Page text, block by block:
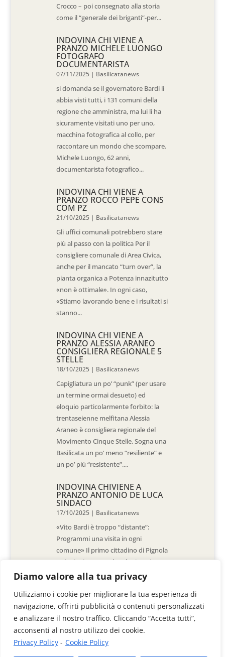
Diamo valore alla tua privacy
Utilizziamo i cookie per migliorare la tua esperienza di
navigazione, offrirti pubblicità o contenuti personalizzati
e analizzare il nostro traffico. Cliccando “Accetta tutti”,
acconsenti al nostro utilizzo dei cookie.
Privacy Policy - Cookie Policy
Crocco – poi consegnato alla storia
come il “generale dei briganti”-per...
INDOVINA CHI VIENE A
PRANZO MICHELE LUONGO
FOTOGRAFO
DOCUMENTARISTA
07/11/2025 | Basilicatanews
si domanda se il governatore Bardi li
abbia visti tutti, i 131 comuni della
regione che amministra, ma lui li ha
sicuramente visitati uno per uno,
macchina fotografica al collo, per
raccontare un mondo che scompare.
Michele Luongo, 62 anni,
documentarista fotografico...
INDOVINA CHI VIENE A
PRANZO ROCCO PEPE CONS
COM PZ
21/10/2025 | Basilicatanews
Gli uffici comunali potrebbero stare
più al passo con la politica Per il
consigliere comunale di Area Civica,
anche per il mancato “turn over”, la
pianta organica a Potenza innazitutto
«non è ottimale». In ogni caso,
«Stiamo lavorando bene e i risultati si
stanno...
INDOVINA CHI VIENE A
PRANZO ALESSIA ARANEO
CONSIGLIERA REGIONALE 5
STELLE
18/10/2025 | Basilicatanews
Capigliatura un po’ “punk” (per usare
un termine ormai desueto) ed
eloquio particolarmente forbito: la
trentaseienne melfitana Alessia
Araneo è consigliera regionale del
Movimento Cinque Stelle. Sogna una
Basilicata un po’ meno “resiliente” e
un po’ più “resistente”....
INDOVINA CHIVIENE A
PRANZO ANTONIO DE LUCA
SINDACO
17/10/2025 | Basilicatanews
«Vito Bardi è troppo “distante”:
Programmi una visita in ogni
comune» Il primo cittadino di Pignola
«L’ho invitato a vedere la situazione
al Pantano, ma non è venuto. La
sensazione è che -come sindaci-
siamo lasciati a noi stessi» di Walter
De Stradis In...